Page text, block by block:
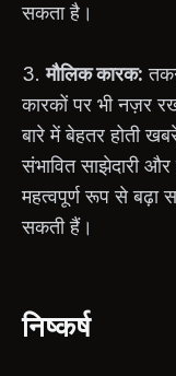
सकता है।
3.मौलिक कारक:
कारकों पर भी नज़र
बारे में बेहतर होती
संभावित साझेदारी
महत्वपूर्ण रूप से बढ़ा
सकती हैं।
निष्कर्ष